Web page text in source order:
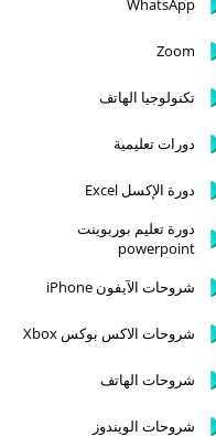
WhatsApp
Zoom
تكنولوجيا الهاتف
دورات تعليمية
دورة الإكسل Excel
دورة تعليم بوربوينت
powerpoint
شروحات الآيفون iPhone
شروحات الاكس بوكس Xbox
شروحات الهاتف
شروحات الويندوز